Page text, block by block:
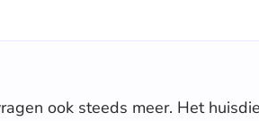
ook steeds meer. Het